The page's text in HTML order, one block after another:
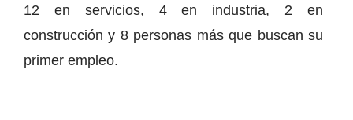
12 en servicios, 4 en industria, 2 en
construcción y 8 personas más que buscan su
primer empleo.